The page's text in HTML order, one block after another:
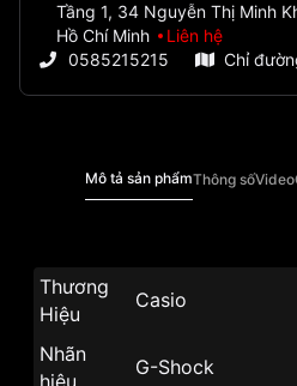
Tầng 1, 34 Nguyễn Thị Minh
Hồ Chí Minh
Liên hệ
0585215215
Chỉ
Mô tả sản phẩmThông sốVideo
Thương
Hiệu
Casio
Nhãn
G-Shock